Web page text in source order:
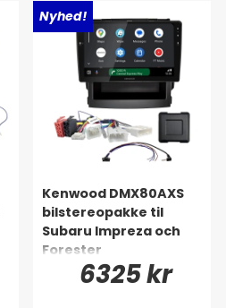
Nyhed!
Kenwood DMX80AXS
bilstereopakke til
Subaru Impreza och
Forester
6325 kr